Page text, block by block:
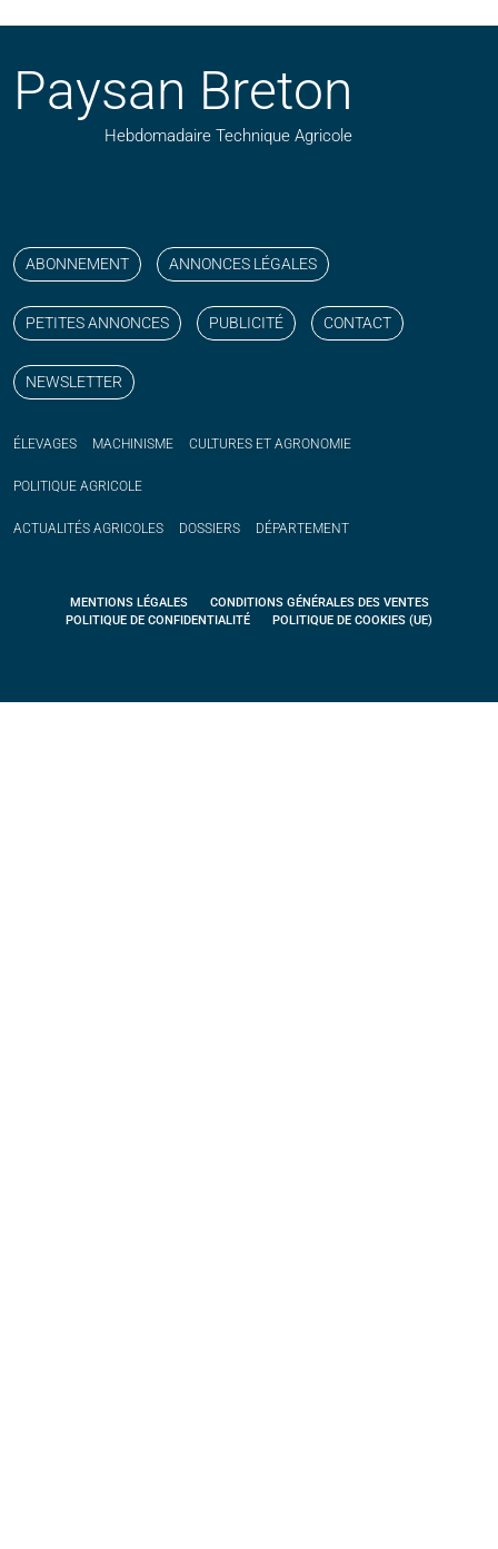
Paysan Breton
Hebdomadaire Technique Agricole
ABONNEMENT ANNONCES LÉGALES
PETITES ANNONCES PUBLICITÉ CONTACT
NEWSLETTER
ÉLEVAGES MACHINISME CULTURES ET AGRONOMIE
POLITIQUE AGRICOLE
ACTUALITÉS AGRICOLES DOSSIERS DÉPARTEMENT
MENTIONS LÉGALES
CONDITIONS GÉNÉRALES DES VENTES
POLITIQUE DE CONFIDENTIALITÉ
POLITIQUE DE COOKIES (UE)